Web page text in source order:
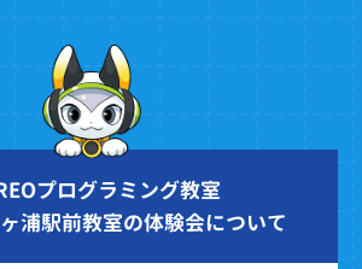
プログラミング教室
浦駅前教室の体験会について